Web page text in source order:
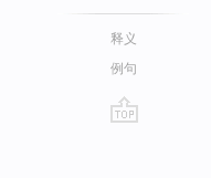
释义
例句